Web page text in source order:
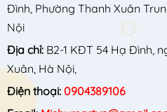
Đình, Phường Thanh Xuân
Nội
Địa chỉ: B2-1 KĐT 54 Hạ Đình,
Xuân, Hà Nội,
Điện thoại: 0904389106